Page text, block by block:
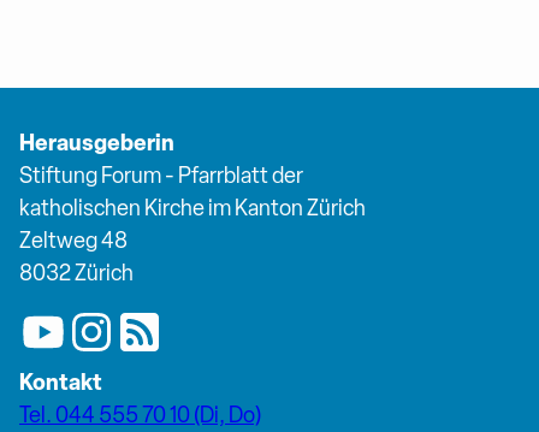
Herausgeberin
Stiftung Forum - Pfarrblatt der
katholischen Kirche im Kanton Zürich
Zeltweg 48
8032 Zürich
Kontakt
Tel. 044 555 70 10 (Di, Do)